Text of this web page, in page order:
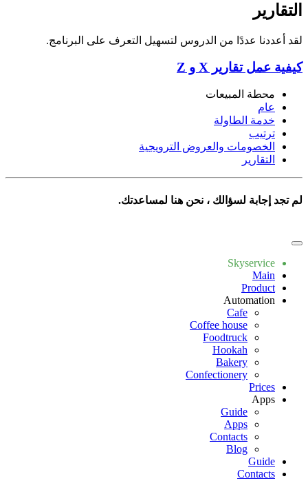
التقارير
لقد أعددنا عددًا من الدروس لتسهيل التعرف على البرنامج.
كيفية عمل تقارير X و Z
محطة المبيعات
عام
خدمة الطاولة
ترتيب
الخصومات والعروض الترويجية
التقارير
لم تجد إجابة لسؤالك ، نحن هنا لمساعدتك.
Skyservice
Main
Product
Automation
Cafe
Coffee house
Foodtruck
Hookah
Bakery
Confectionery
Prices
Apps
Guide
Apps
Contacts
Blog
Guide
Contacts